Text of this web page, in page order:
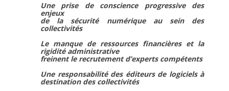
Une prise de conscience progressive des
enjeux
de la sécurité numérique au sein des
collectivités
Le manque de ressources financières et la
rigidité administrative
freinent le recrutement d’experts compétents
Une responsabilité des éditeurs de logiciels à
destination des collectivités